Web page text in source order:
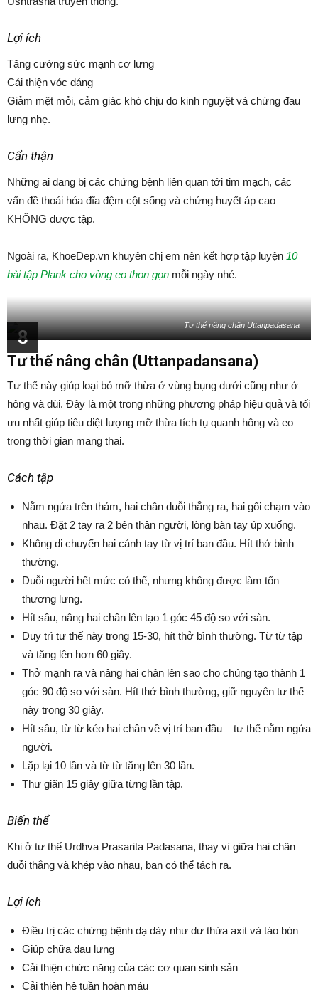
Lợi ích
Tăng cường sức mạnh cơ lưng
Cải thiện vóc dáng
Giảm mệt mỏi, cảm giác khó chịu do kinh nguyệt và chứng đau
lưng nhẹ.
Cẩn thận
Những ai đang bị các chứng bệnh liên quan tới tim mạch, các
vấn đề thoái hóa đĩa đệm cột sống và chứng huyết áp cao
KHÔNG được tập.
Ngoài ra, KhoeDep.vn khuyên chị em nên kết hợp tập luyện 10
bài tập Plank cho vòng eo thon gọn mỗi ngày nhé.
8
Tư thế nâng chân Uttanpadasana
Tư thế nâng chân (Uttanpadansana)
Tư thế này giúp loại bỏ mỡ thừa ở vùng bụng dưới cũng như ở
hông và đùi. Đây là một trong những phương pháp hiệu quả và tối
ưu nhất giúp tiêu diệt lượng mỡ thừa tích tụ quanh hông và eo
trong thời gian mang thai.
Cách tập
Nằm ngửa trên thảm, hai chân duỗi thẳng ra, hai gối chạm vào
nhau. Đặt 2 tay ra 2 bên thân người, lòng bàn tay úp xuống.
Không di chuyển hai cánh tay từ vị trí ban đầu. Hít thở bình
thường.
Duỗi người hết mức có thể, nhưng không được làm tổn
thương lưng.
Hít sâu, nâng hai chân lên tạo 1 góc 45 độ so với sàn.
Duy trì tư thế này trong 15-30, hít thở bình thường. Từ từ tập
và tăng lên hơn 60 giây.
Thở mạnh ra và nâng hai chân lên sao cho chúng tạo thành 1
góc 90 độ so với sàn. Hít thở bình thường, giữ nguyên tư thế
này trong 30 giây.
Hít sâu, từ từ kéo hai chân về vị trí ban đầu – tư thế nằm ngửa
người.
Lặp lại 10 lần và từ từ tăng lên 30 lần.
Thư giãn 15 giây giữa từng lần tập.
Biến thể
Khi ở tư thế Urdhva Prasarita Padasana, thay vì giữa hai chân
duỗi thẳng và khép vào nhau, bạn có thể tách ra.
Lợi ích
Điều trị các chứng bệnh dạ dày như dư thừa axit và táo bón
Giúp chữa đau lưng
Cải thiện chức năng của các cơ quan sinh sản
Cải thiện hệ tuần hoàn máu